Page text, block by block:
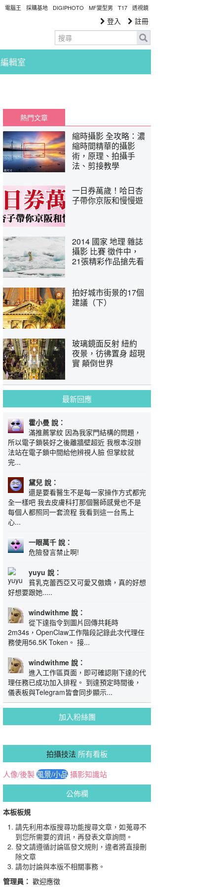
電腦王 採購基地 DIGIPHOTO MF變型男 T17 透視鏡
登入 註冊
編輯室
熱門文章
縮時攝影 全攻略：濃
縮時間精華的攝影
術，原理、拍攝手
法、剪接教學
一日券萬歲！哈日杏
子帶你京阪和慢慢遊
2014 國家 地理 雜誌
攝影 比賽 徵件中，
21張精彩作品搶先看
拍好城市街景的17個
建議（下）
玻璃鏡面反射 紐約
夜景，彷彿置身 超現
實 顛倒世界
最新回應
霍小曼 說：
滿推薦掌紋 因為我家門結構的問題，
所以電子鎖裝好之後離牆壁超近 我根本沒辦
法站在電子鎖中間給他辨視人臉 但掌紋就
完...
黛兒 說：
還是要看醫生不是每一家操作方式都完
全一樣吧 我去皮膚科打那個醫師感覺也不是
每個人都照同一套流程 我看到這一台馬上
心...
一眼萬千 說：
危險發言禁止啊!
yuyu 說：
貧乳克蕾西亞又可愛又傲嬌，真的好想
好想要跟她.....
windwithme 說：
從下達指令到圖片回傳共耗時
2m34s，OpenClaw工作階段記錄此次代理任
務使用56.5K Token。 接...
windwithme 說：
進入工作區頁面，即可確認剛下達的代
理任務已成功加入排程。 到達預定時間後，
儀表板與Telegram皆會同步顯示...
加入粉絲團
拍攝技法 所有看板
人像/後製風景/小品攝影知識站
公佈欄
本板板規
請先利用本版搜尋功能搜尋文章，如蒐尋不
到您所需要的資訊，再發表文章詢問。
發文請遵循討論區發文規則，違者將直接刪
除文章
請勿討論與本版不相關事務。
管理員： 歡迎應徵